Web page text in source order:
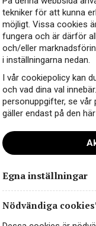
tekniker för att kunna
möjligt. Vissa cookies
fungera och är därför
och/eller
i inställningarna nedan.
I vår cookiepolicy kan
och vad dina val
personuppgifter, se vår
gäller endast på den
Egna inställningar
Nödvändiga